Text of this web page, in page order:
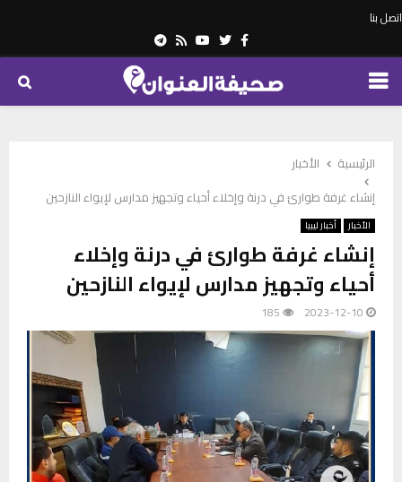
اتصل بنا
Facebook
Twitter
Youtube
Rss
Telegram
PRIMARY
الرئيسية
الأخبار
إنشاء غرفة طوارئ في درنة وإخلاء أحياء وتجهيز مدارس لإيواء النازحين
الأخبار أخبار ليبيا
إنشاء غرفة طوارئ في درنة وإخلاء
أحياء وتجهيز مدارس لإيواء النازحين
2023-12-10
185